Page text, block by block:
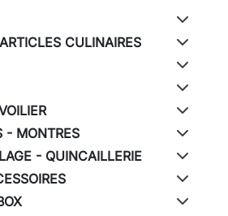
CULINAIRES
- MONTRES
- QUINCAILLERIE